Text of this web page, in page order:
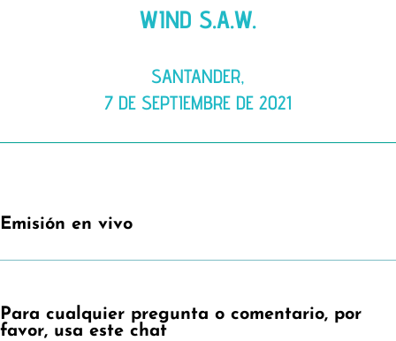
WIND S.A.W.
SANTANDER,
7 DE SEPTIEMBRE DE 2021
Emisión en vivo
Para cualquier pregunta o comentario, por
favor, usa este chat